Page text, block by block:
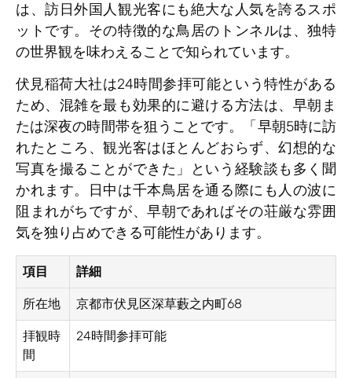
は、訪日外国人観光客にも絶大な人気を誇るスポ
ットです。その特徴的な鳥居のトンネルは、独特
の世界観を味わえることで知られています。
伏見稲荷大社は24時間参拝可能という特性がある
ため、混雑を最も効果的に避ける方法は、早朝ま
たは深夜の時間帯を狙うことです。「早朝5時に訪
れたところ、観光客はほとんどおらず、幻想的な
写真を撮ることができた」という経験談も多く聞
かれます。日中は千本鳥居を通る際にも人の波に
阻まれがちですが、早朝であればその荘厳な雰囲
気を独り占めできる可能性があります。
項目 詳細
所在地 京都市伏見区深草藪之内町68
拝観時
間
24時間参拝可能